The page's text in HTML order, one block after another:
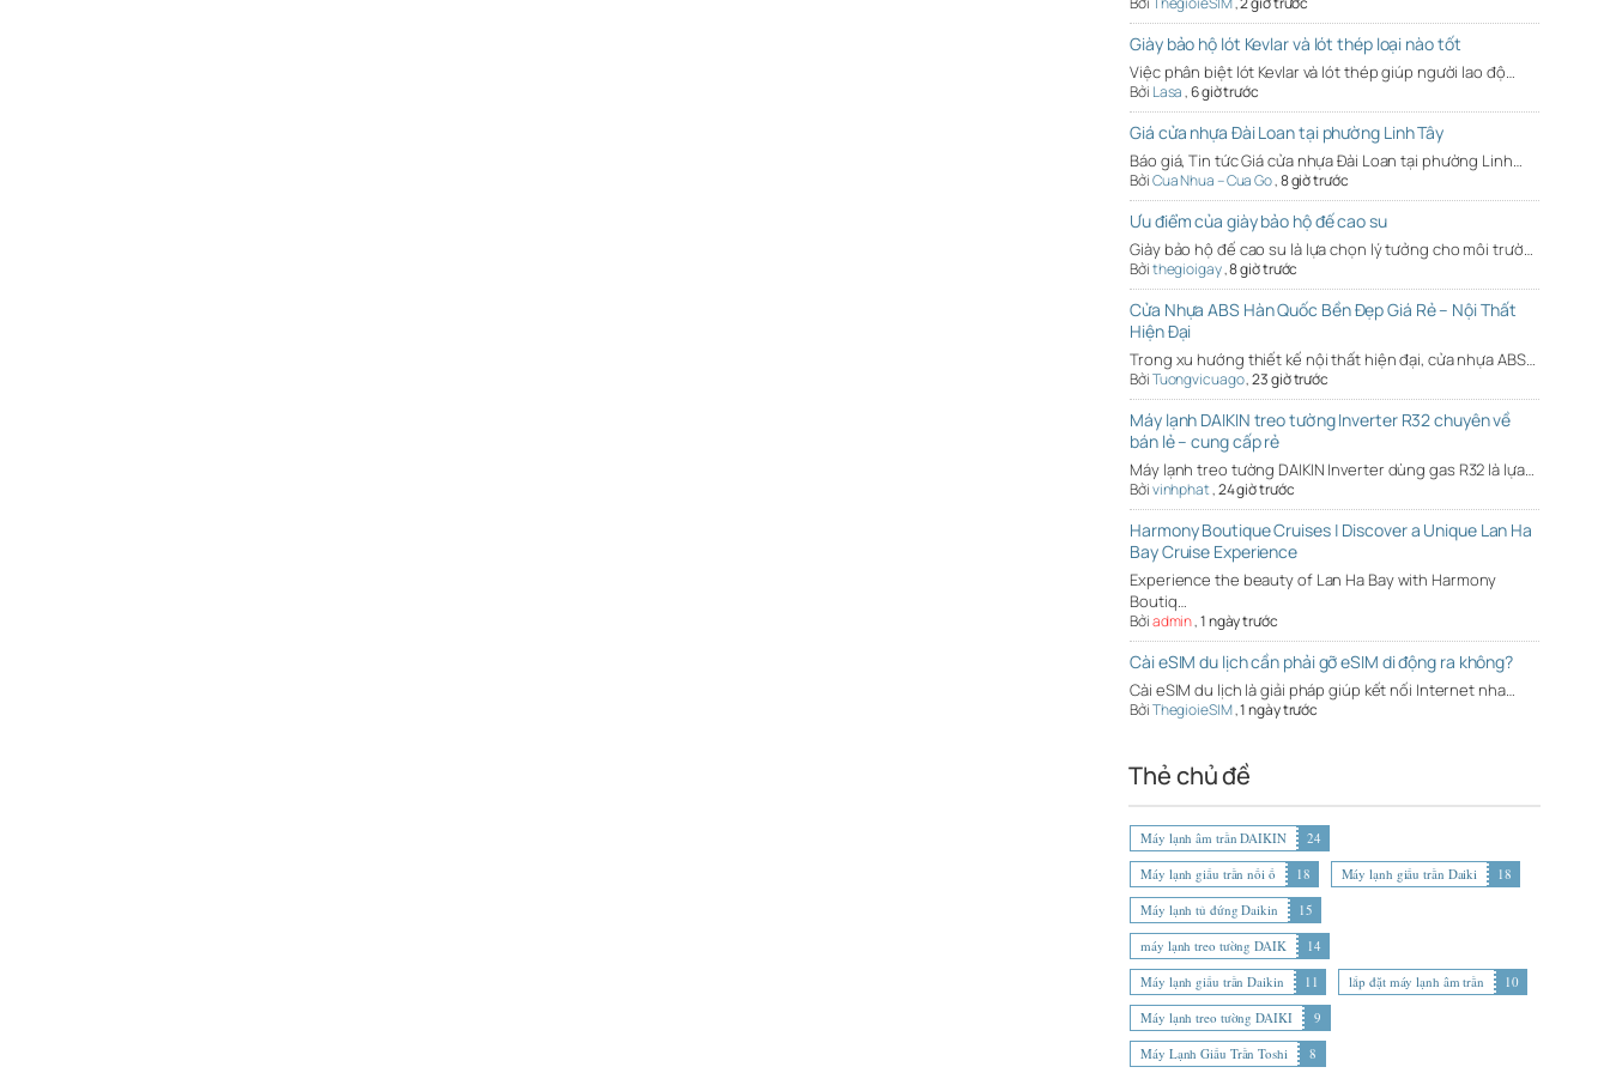
Giày bảo hộ lót Kevlar và lót thép loại nào tốt
Việc phân biệt lót Kevlar và lót thép giúp người lao độ…
Bởi Lasa,6 giờ trước
Giá cửa nhựa Đài Loan tại phường Linh Tây
Báo giá, Tin tức Giá cửa nhựa Đài Loan tại phường Linh…
BởiCua Nhua – Cua Go,8 giờ trước
Ưu điểm của giày bảo hộ đế cao su
Giày bảo hộ đế cao su là lựa chọn lý tưởng cho môi trườ…
Bởithegioigay,8 giờ trước
Cửa Nhựa ABS Hàn Quốc Bền Đẹp Giá Rẻ – Nội Thất
Hiện Đại
Trong xu hướng thiết kế nội thất hiện đại, cửa nhựa ABS…
BởiTuongvicuago,23 giờ trước
Máy lạnh DAIKIN treo tường Inverter R32 chuyên về
bán lẻ – cung cấp rẻ
Máy lạnh treo tường DAIKIN Inverter dùng gas R32 là lựa…
Bởivinhphat,24 giờ trước
Harmony Boutique Cruises | Discover a Unique Lan Ha
Bay Cruise Experience
Experience the beauty of Lan Ha Bay with Harmony
Boutiq…
Bởiadmin,1 ngày trước
Cài eSIM du lịch cần phải gỡ eSIM di động ra không?
Cài eSIM du lịch là giải pháp giúp kết nối Internet nha…
BởiThegioieSIM,1 ngày trước
Thẻ chủ đề
Máy lạnh âm trần DAIKIN
24
Máy lạnh giấu trần nối ố
18 Máy lạnh giấu trần Daiki
18
Máy lạnh tủ đứng Daikin
15
máy lạnh treo tường DAIK
14
Máy lạnh giấu trần Daikin
11 lắp đặt máy lạnh âm trần
10
Máy lạnh treo tường DAIKI
9
Máy Lạnh Giấu Trần Toshi
8